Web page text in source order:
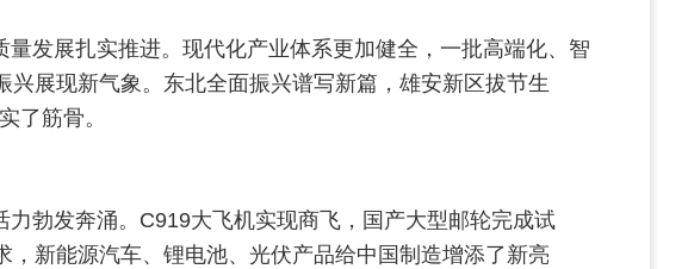
发展扎实推进。现代化产业体系更加健全，一批高端化、智
展现新气象。东北全面振兴谱写新篇，雄安新区拔节生
了筋骨。
勃发奔涌。C919大飞机实现商飞，国产大型邮轮完成试
新能源汽车、锂电池、光伏产品给中国制造增添了新亮